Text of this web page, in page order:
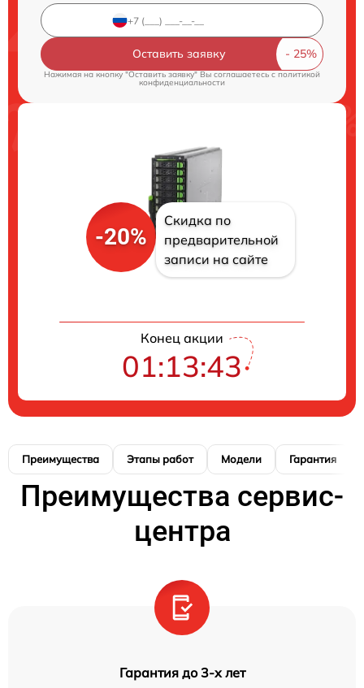
Оставить заявку
Нажимая на кнопку "Оставить заявку" Вы соглашаетесь cполитикой
конфиденциальности
-20%
Скидка по
предварительной
записи на сайте
Конец акции
01:13:42
Преимущества Этапы работ Модели Гарантия
Преимущества сервис-
центра
Гарантия до 3-х лет